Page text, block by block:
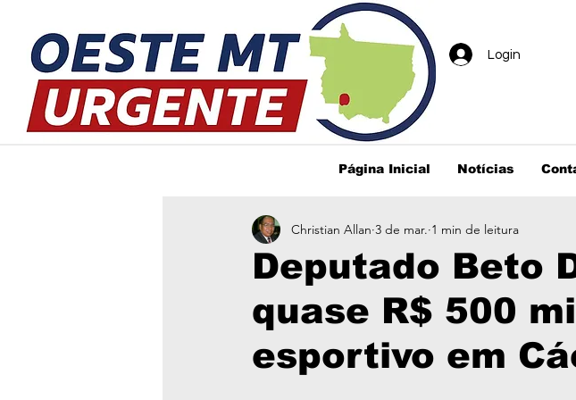
Login
Página Inicial Notícias
Deputado Beto
quase R$ 500
esportivo em
Christian Allan 3 de mar. 1 min de leitura